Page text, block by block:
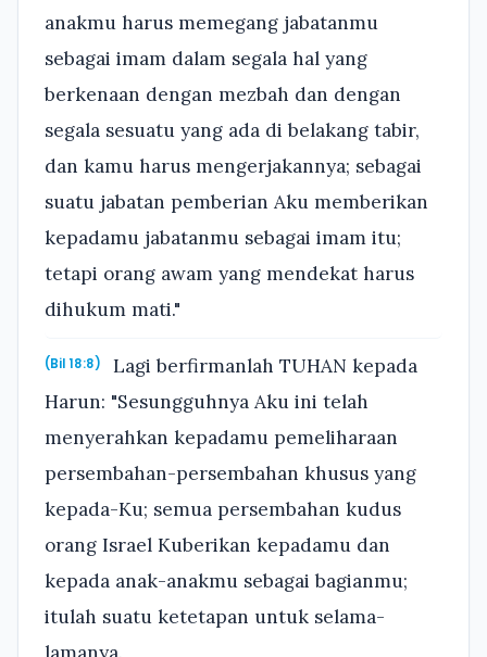
anakmu harus memegang jabatanmu
sebagai imam dalam segala hal yang
berkenaan dengan mezbah dan dengan
segala sesuatu yang ada di belakang tabir,
dan kamu harus mengerjakannya; sebagai
suatu jabatan pemberian Aku memberikan
kepadamu jabatanmu sebagai imam itu;
tetapi orang awam yang mendekat harus
dihukum mati."
(Bil 18:8)
Lagi berfirmanlah TUHAN kepada
Harun: "Sesungguhnya Aku ini telah
menyerahkan kepadamu pemeliharaan
persembahan-persembahan khusus yang
kepada-Ku; semua persembahan kudus
orang Israel Kuberikan kepadamu dan
kepada anak-anakmu sebagai bagianmu;
itulah suatu ketetapan untuk selama-
lamanya.